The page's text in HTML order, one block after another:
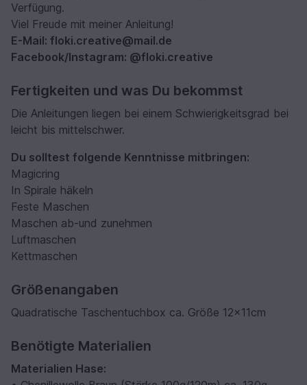
Verfügung.
Viel Freude mit meiner Anleitung!
E-Mail: floki.creative@mail.de
Facebook/Instagram: @floki.creative
Fertigkeiten und was Du bekommst
Die Anleitungen liegen bei einem Schwierigkeitsgrad bei
leicht bis mittelschwer.
Du solltest folgende Kenntnisse mitbringen:
Magicring
In Spirale häkeln
Feste Maschen
Maschen ab-und zunehmen
Luftmaschen
Kettmaschen
Größenangaben
Quadratische Taschentuchbox ca. Größe 12x11cm
Benötigte Materialien
Materialien Hase: